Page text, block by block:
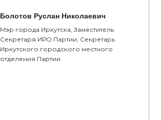
Болотов Руслан Николаевич
Мэр города Иркутска, Заместитель
Секретаря ИРО Партии, Секретарь
Иркутского городского местного
отделения Партии